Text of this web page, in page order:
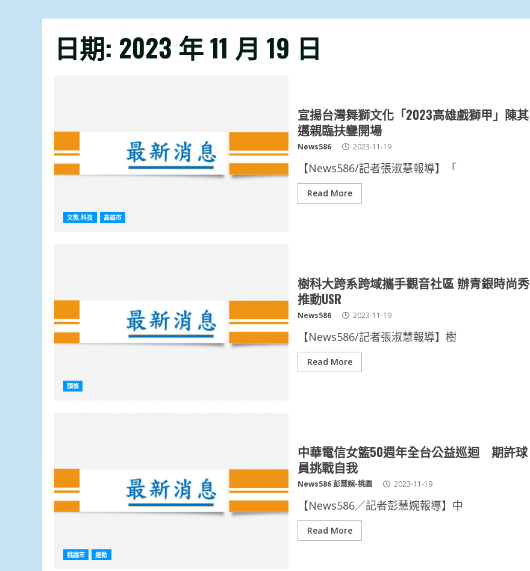
日期: 2023 年 11 月 19 日
文教.科技 高雄市
宣揚台灣舞獅文化「2023高雄戲獅甲」陳其
邁親臨扶鑾開場
News586 2023-11-19
【News586/記者張淑慧報導】「
Read More
頭條
樹科大跨系跨域攜手觀音社區 辦青銀時尚秀
推動USR
News586 2023-11-19
【News586/記者張淑慧報導】樹
Read More
桃園市 運動
中華電信女籃50週年全台公益巡迴 期許球
員挑戰自我
News586 彭慧婉-桃園 2023-11-19
【News586／記者彭慧婉報導】中
Read More